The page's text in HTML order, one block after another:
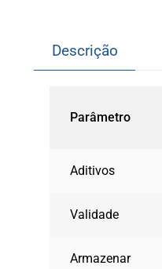
Descrição
Parâmetro
Aditivos
Validade
Armazenar